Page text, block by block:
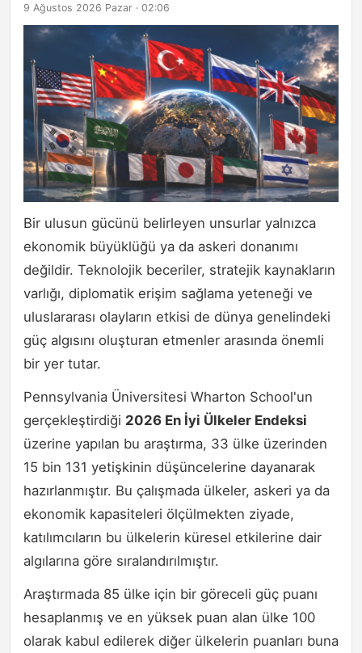
9 Ağustos 2026 Pazar · 02:06
Bir ulusun gücünü belirleyen unsurlar yalnızca
ekonomik büyüklüğü ya da askeri donanımı
değildir. Teknolojik beceriler, stratejik kaynakların
varlığı, diplomatik erişim sağlama yeteneği ve
uluslararası olayların etkisi de dünya genelindeki
güç algısını oluşturan etmenler arasında önemli
bir yer tutar.
Pennsylvania Üniversitesi Wharton School'un
gerçekleştirdiği 2026 En İyi Ülkeler Endeksi
üzerine yapılan bu araştırma, 33 ülke üzerinden
15 bin 131 yetişkinin düşüncelerine dayanarak
hazırlanmıştır. Bu çalışmada ülkeler, askeri ya da
ekonomik kapasiteleri ölçülmekten ziyade,
katılımcıların bu ülkelerin küresel etkilerine dair
algılarına göre sıralandırılmıştır.
Araştırmada 85 ülke için bir göreceli güç puanı
hesaplanmış ve en yüksek puan alan ülke 100
olarak kabul edilerek diğer ülkelerin puanları buna